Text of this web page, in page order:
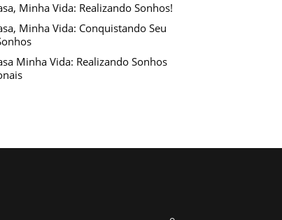
Minha Vida: Realizando Sonhos!
Minha Vida: Conquistando Seu
Minha Vida: Realizando Sonhos